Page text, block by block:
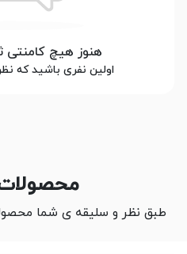
هنوز هیچ
اولین نفری باشید که
طبق نظر و سلیقه ی شما